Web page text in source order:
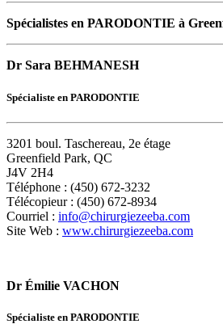
Spécialistes en PARODONTIE à
Dr Sara BEHMANESH
Spécialiste en PARODONTIE
3201 boul. Taschereau, 2e étage
Greenfield Park, QC
J4V 2H4
Téléphone : (450) 672-3232
Télécopieur : (450) 672-8934
Courriel : info@chirurgiezeeba.com
Site Web : www.chirurgiezeeba.com
Dr Émilie VACHON
Spécialiste en PARODONTIE